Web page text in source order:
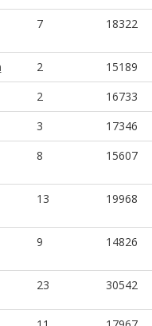
7 18322
2 15189
2 16733
3 17346
8 15607
13 19968
9 14826
23 30542